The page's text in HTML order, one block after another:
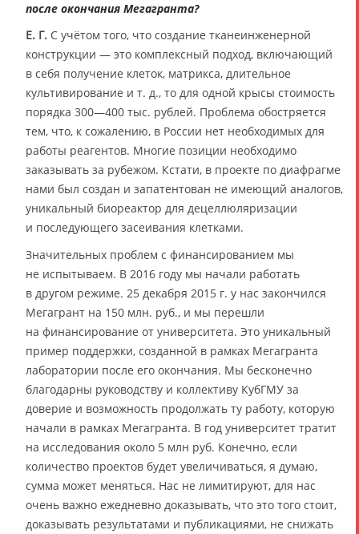
после окончания Мегагранта?
Е. Г. С учётом того, что создание тканеинженерной
конструкции — это комплексный подход, включающий
в себя получение клеток, матрикса, длительное
культивирование и т. д., то для одной крысы стоимость
порядка 300—400 тыс. рублей. Проблема обостряется
тем, что, к сожалению, в России нет необходимых для
работы реагентов. Многие позиции необходимо
заказывать за рубежом. Кстати, в проекте по диафрагме
нами был создан и запатентован не имеющий аналогов,
уникальный биореактор для децеллюляризации
и последующего засеивания клетками.
Значительных проблем с финансированием мы
не испытываем. В 2016 году мы начали работать
в другом режиме. 25 декабря 2015 г. у нас закончился
Мегагрант на 150 млн. руб., и мы перешли
на финансирование от университета. Это уникальный
пример поддержки, созданной в рамках Мегагранта
лаборатории после его окончания. Мы бесконечно
благодарны руководству и коллективу КубГМУ за
доверие и возможность продолжать ту работу, которую
начали в рамках Мегагранта. В год университет тратит
на исследования около 5 млн руб. Конечно, если
количество проектов будет увеличиваться, я думаю,
сумма может меняться. Нас не лимитируют, для нас
очень важно ежедневно доказывать, что это того стоит,
доказывать результатами и публикациями, не снижать